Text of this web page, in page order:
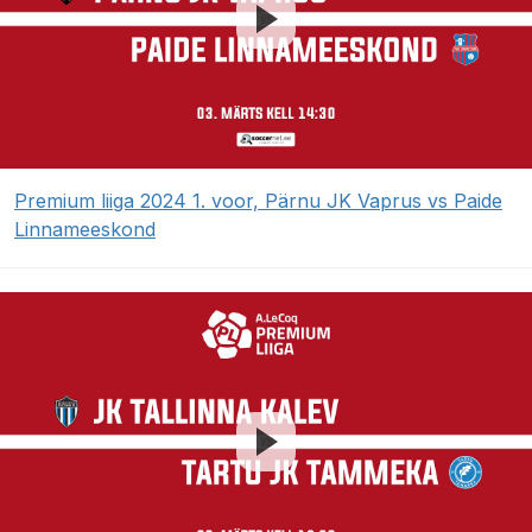
Premium liiga 2024 1. voor, Pärnu JK Vaprus vs Paide
Linnameeskond